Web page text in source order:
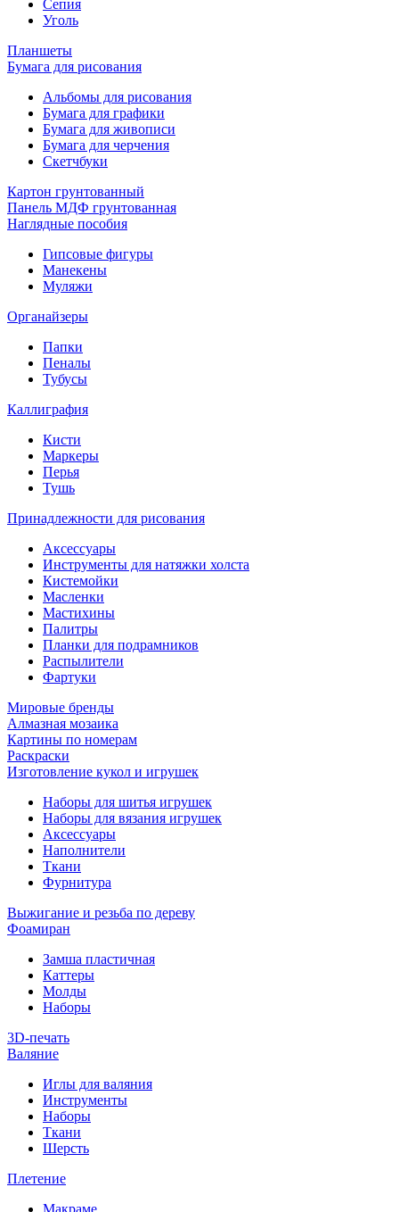
Сепия
Уголь
Планшеты
Бумага для рисования
Альбомы для рисования
Бумага для графики
Бумага для живописи
Бумага для черчения
Скетчбуки
Картон грунтованный
Панель МДФ грунтованная
Наглядные пособия
Гипсовые фигуры
Манекены
Муляжи
Органайзеры
Папки
Пеналы
Тубусы
Каллиграфия
Кисти
Маркеры
Перья
Тушь
Принадлежности для рисования
Аксессуары
Инструменты для натяжки холста
Кистемойки
Масленки
Мастихины
Палитры
Планки для подрамников
Распылители
Фартуки
Мировые бренды
Алмазная мозаика
Картины по номерам
Раскраски
Изготовление кукол и игрушек
Наборы для шитья игрушек
Наборы для вязания игрушек
Аксессуары
Наполнители
Ткани
Фурнитура
Выжигание и резьба по дереву
Фоамиран
Замша пластичная
Каттеры
Молды
Наборы
3D-печать
Валяние
Иглы для валяния
Инструменты
Наборы
Ткани
Шерсть
Плетение
Макраме